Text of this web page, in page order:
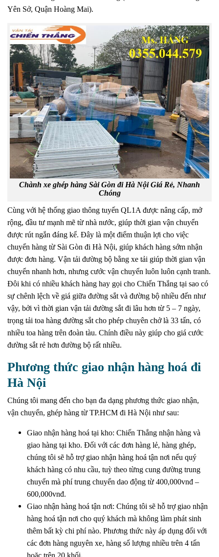
Yên Sở, Quận Hoàng Mai).
Chành xe ghép hàng Sài Gòn đi Hà Nội Giá Rẻ, Nhanh
Chóng
Cùng với hệ thống giao thông tuyến QL1A được nâng cấp, mở
rộng, đầu tư mạnh mẽ từ nhà nước, giúp thời gian vận chuyển
được rút ngắn đáng kể. Đây là một điểm thuận lợi cho việc
chuyển hàng từ Sài Gòn đi Hà Nội, giúp khách hàng sớm nhận
được đơn hàng. Vận tải đường bộ bằng xe tải giúp thời gian vận
chuyển nhanh hơn, nhưng cước vận chuyển luôn luôn cạnh tranh.
Đôi khi có nhiều khách hàng hay gọi cho Chiến Thắng tại sao có
sự chênh lệch về giá giữa đường sắt và đường bộ nhiều đến như
vậy, bởi vì thời gian vận tải đường sắt đi lâu hơn từ 5 – 7 ngày,
trọng tải toa hàng đường sắt cho phép chuyên chở là 33 tấn, có
nhiều toa hàng trên đoàn tàu. Chính điều này giúp cho giá cước
đường sắt rẻ hơn đường bộ rất nhiều.
Phương thức giao nhận hàng hoá đi
Hà Nội
Chúng tôi mang đến cho bạn đa dạng phương thức giao nhận,
vận chuyển, ghép hàng từ TP.HCM đi Hà Nội như sau:
Giao nhận hàng hoá tại kho: Chiến Thắng nhận hàng và
giao hàng tại kho. Đối với các đơn hàng lẻ, hàng ghép,
chúng tôi sẽ hỗ trợ giao nhận hàng hoá tận nơi nếu quý
khách hàng có nhu cầu, tuỳ theo từng cung đường trung
chuyển mà phí trung chuyển dao động từ 400,000vnđ –
600,000vnđ.
Giao nhận hàng hoá tận nơi: Chúng tôi sẽ hỗ trợ giao nhận
hàng hoá tận nơi cho quý khách mà không làm phát sinh
thêm bất kỳ chi phí nào. Phương thức này áp dụng đối với
các đơn hàng nguyên xe, hàng số lượng nhiều trên 4 tấn
hoặc trên 20 khối.